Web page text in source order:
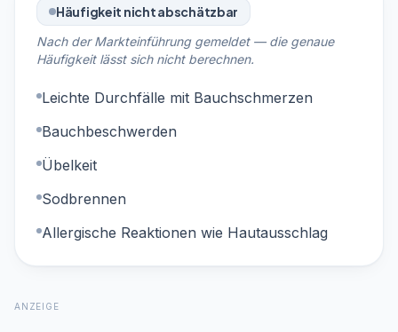
Häufigkeit nicht abschätzbar
Nach der Markteinführung gemeldet — die genaue
Häufigkeit lässt sich nicht berechnen.
Leichte Durchfälle mit Bauchschmerzen
Bauchbeschwerden
Übelkeit
Sodbrennen
Allergische Reaktionen wie Hautausschlag
ANZEIGE